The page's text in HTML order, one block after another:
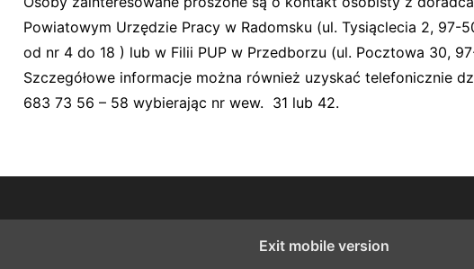
Powiatowym Urzędzie Pracy w Radomsku (ul. Tysiąclecia 2, 97-
od nr 4 do 18 ) lub w Filii PUP w Przedborzu (ul. Pocztowa 30,
Szczegółowe informacje można również uzyskać telefonicznie
683 73 56 – 58 wybierając nr wew. 31 lub 42.
Exit mobile version